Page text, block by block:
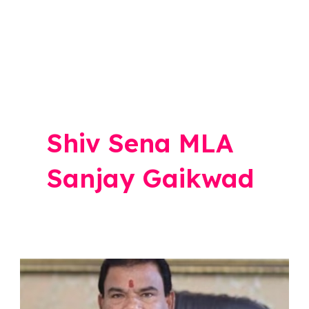
Shiv Sena MLA
Sanjay Gaikwad
Sanjay